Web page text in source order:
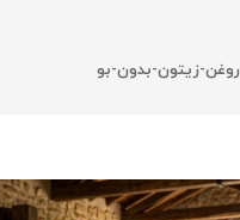
روغن-زیتون-بدون-بو